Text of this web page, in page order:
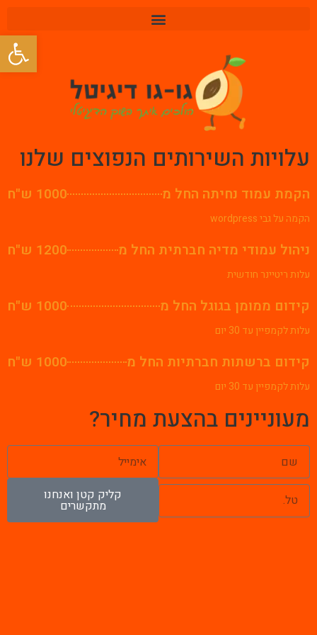
עלויות השירותים הנפוצים שלנו
הקמת עמוד נחיתה החל מ 1000 ש"ח
הקמה על גבי wordpress
ניהול עמודי מדיה חברתית החל מ 1200 ש"ח
עלות ריטיינר חודשית
קידום ממומן בגוגל החל מ 1000 ש"ח
עלות לקמפיין עד 30 יום
קידום ברשתות חברתיות החל מ 1000 ש"ח
עלות לקמפיין עד 30 יום
מעוניינים בהצעת מחיר?
קליק קטן ואנחנו
מתקשרים
פתח